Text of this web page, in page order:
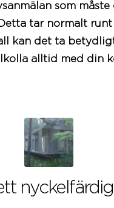
som måste
tar normalt runt
kan det ta
alltid med din